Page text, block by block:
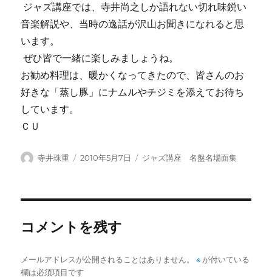
ジャズ講座では、寺井尚之しか語れない切れ味鋭い
音楽解説や、当時の逸話が沢山お聞きになれると思
います。
ぜひ皆で一緒に楽しみましょうね。
お勧め料理は、暖かくなってきたので、皆さんのお
好きな「蒸し豚」にナムルやチジミを添えてお待ち
しています。
ＣＵ
投
寺井珠重
投
2010年5月7日
カ
ジャズ講座 名盤名場面集
コメントを残す
メールアドレスが公開されることはありません。 ※ が付いている
欄は必須項目です